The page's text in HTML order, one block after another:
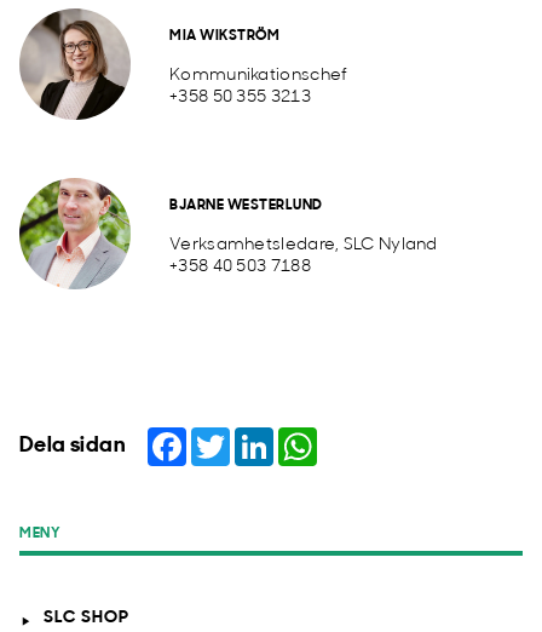
MIA WIKSTRÖM
Kommunikationschef
+358 50 355 3213
BJARNE WESTERLUND
Verksamhetsledare, SLC Nyland
+358 40 503 7188
Dela sidan Facebook
TwitterLinkedIn
MENY
SLC SHOP